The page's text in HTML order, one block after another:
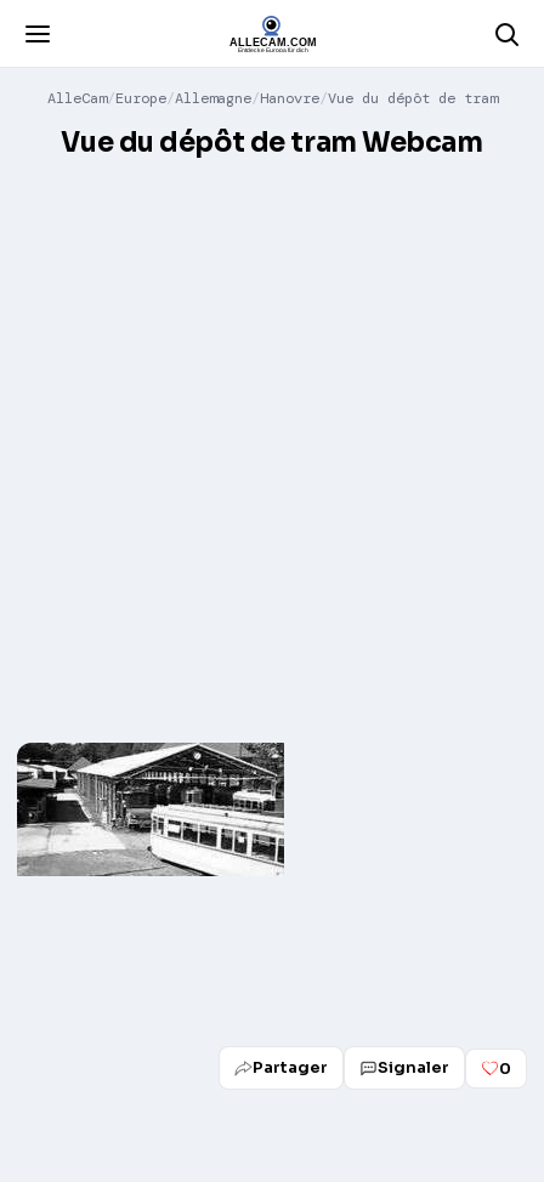
AlleCam Europe Allemagne Hanovre Vue du dépôt de tram
Vue du dépôt de tram Webcam
Partager Signaler 0